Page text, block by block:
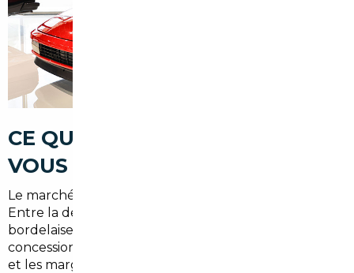
CE QUE LE MARCHÉ LOCAL NE
VOUS DIRA PAS
Le marché automobile en Gironde est sous tension.
Entre la demande soutenue autour de la métropole
bordelaise et des stocks parfois limités chez les
concessionnaires traditionnels, les délais s'allongent
et les marges de négociation se réduisent. À Bègles,